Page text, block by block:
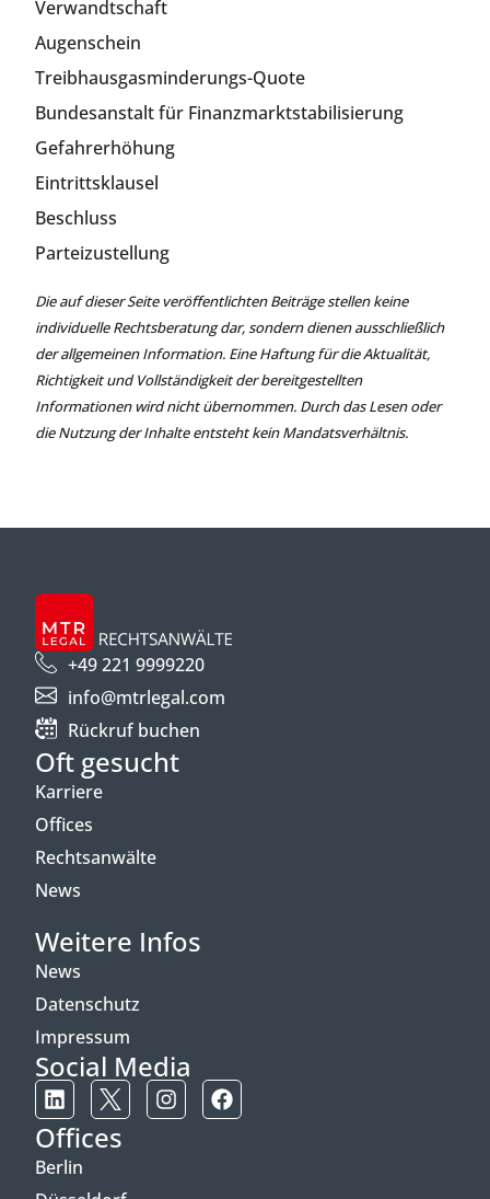
Verwandtschaft
Augenschein
Treibhausgasminderungs-Quote
Bundesanstalt für Finanzmarktstabilisierung
Gefahrerhöhung
Eintrittsklausel
Beschluss
Parteizustellung
Die auf dieser Seite veröffentlichten Beiträge stellen keine
individuelle Rechtsberatung dar, sondern dienen ausschließlich
der allgemeinen Information. Eine Haftung für die Aktualität,
Richtigkeit und Vollständigkeit der bereitgestellten
Informationen wird nicht übernommen. Durch das Lesen oder
die Nutzung der Inhalte entsteht kein Mandatsverhältnis.
+49 221 9999220
info@mtrlegal.com
Rückruf buchen
Oft gesucht
Karriere
Offices
Rechtsanwälte
News
Weitere Infos
News
Datenschutz
Impressum
Social Media
Offices
Berlin